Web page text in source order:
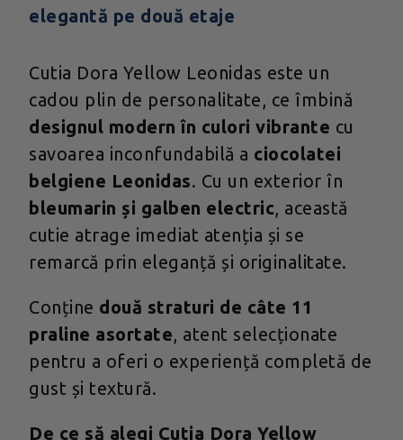
elegantă pe două etaje
Cutia Dora Yellow Leonidas este un
cadou plin de personalitate, ce îmbină
designul modern în culori vibrante cu
savoarea inconfundabilă a ciocolatei
belgiene Leonidas. Cu un exterior în
bleumarin și galben electric, această
cutie atrage imediat atenția și se
remarcă prin eleganță și originalitate.
Conține două straturi de câte 11
praline asortate, atent selecționate
pentru a oferi o experiență completă de
gust și textură.
De ce să alegi Cutia Dora Yellow